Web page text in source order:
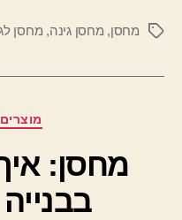
תגיותמחסן, מחסן גינה, מחסן
מחסן: